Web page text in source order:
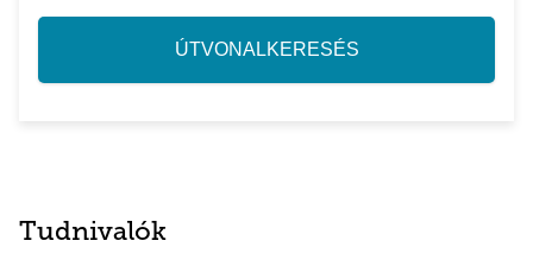
ÚTVONALKERESÉS
Tudnivalók